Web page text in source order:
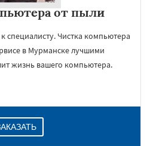
от пыли
Чистка компьютера
в Мурманске лучшими
жизнь вашего компьютера.